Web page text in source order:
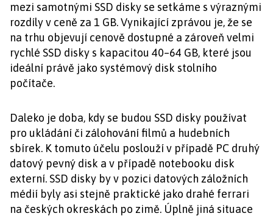
mezi samotnými SSD disky se setkáme s výraznými
rozdíly v ceně za 1 GB. Vynikající zprávou je, že se
na trhu objevují cenově dostupné a zároveň velmi
rychlé SSD disky s kapacitou 40–64 GB, které jsou
ideální právě jako systémový disk stolního
počítače.
Daleko je doba, kdy se budou SSD disky používat
pro ukládání či zálohování filmů a hudebních
sbírek. K tomuto účelu poslouží v případě PC druhý
datový pevný disk a v případě notebooku disk
externí. SSD disky by v pozici datových záložních
médií byly asi stejně praktické jako drahé ferrari
na českých okreskách po zimě. Úplně jiná situace